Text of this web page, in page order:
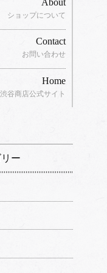
About
ショップについて
Contact
お問い合わせ
Home
渋谷商店公式サイト
ー